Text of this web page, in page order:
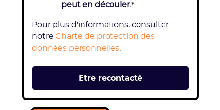
peut en découler.*
Pour plus d'informations, consulter
notre Charte de protection des
données personnelles.